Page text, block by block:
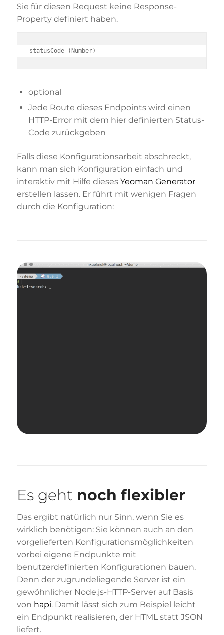
Sie für diesen Request keine Response-
Property definiert haben.
statusCode (Number)
optional
Jede Route dieses Endpoints wird einen
HTTP-Error mit dem hier definierten Status-
Code zurückgeben
Falls diese Konfigurationsarbeit abschreckt,
kann man sich Konfiguration einfach und
interaktiv mit Hilfe dieses Yeoman Generator
erstellen lassen. Er führt mit wenigen Fragen
durch die Konfiguration:
Es geht noch flexibler
Das ergibt natürlich nur Sinn, wenn Sie es
wirklich benötigen: Sie können auch an den
vorgelieferten Konfigurationsmöglichkeiten
vorbei eigene Endpunkte mit
benutzerdefinierten Konfigurationen bauen.
Denn der zugrundeliegende Server ist ein
gewöhnlicher Node.js-HTTP-Server auf Basis
von hapi. Damit lässt sich zum Beispiel leicht
ein Endpunkt realisieren, der HTML statt JSON
liefert.